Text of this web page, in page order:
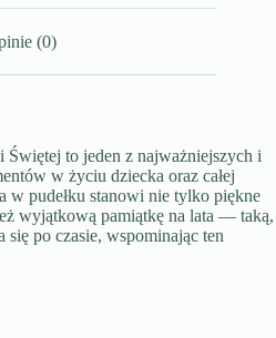
(0)
to jeden z najważniejszych i
w życiu dziecka oraz całej
w pudełku stanowi nie tylko piękne
wyjątkową pamiątkę na lata — taką,
po czasie, wspominając ten